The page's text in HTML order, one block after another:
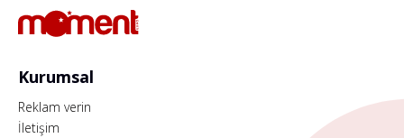
Kurumsal
Reklam verin
İletişim